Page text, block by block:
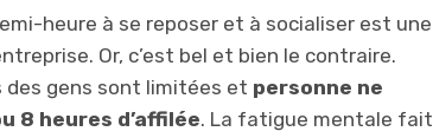
heure à se reposer et à socialiser est une
Or, c’est bel et bien le contraire.
gens sont limitées et personne ne
8 heures d’affilée. La fatigue mentale fait